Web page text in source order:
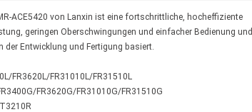
ACE5420 von Lanxin ist eine fortschrittliche, hocheffiziente
geringen Oberschwingungen und einfacher Bedienung und
Entwicklung und Fertigung basiert.
FR3620L/FR31010L/FR31510L
FR3620G/FR31010G/FR31510G